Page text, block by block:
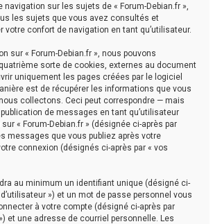
sur les sujets de « Forum-Debian.fr »,
les sujets que vous avez consultés et
votre confort de navigation en tant qu’utilisateur.
sur « Forum-Debian.fr », nous pouvons
sorte de cookies, externes au document
uniquement les pages créées par le logiciel
est de récupérer les informations que vous
collectons. Ceci peut correspondre — mais
de messages en tant qu’utilisateur
« Forum-Debian.fr » (désignée ci-après par
messages que vous publiez après votre
connexion (désignés ci-après par « vos
au minimum un identifiant unique (désigné ci-
») et un mot de passe personnel vous
à votre compte (désigné ci-après par
et une adresse de courriel personnelle. Les